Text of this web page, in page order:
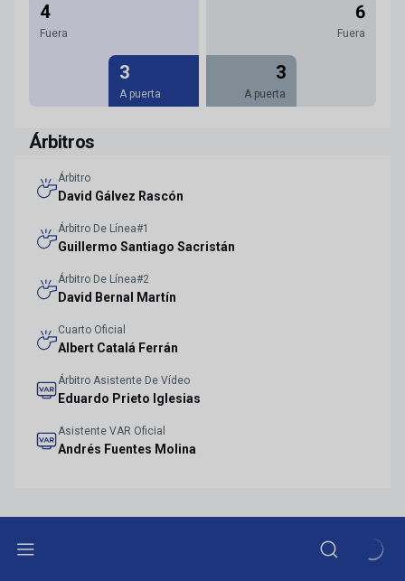
4
Fuera
3
A puerta
6
Fuera
3
A puerta
Árbitros
Árbitro
David Gálvez Rascón
Árbitro De Línea#1
Guillermo Santiago Sacristán
Árbitro De Línea#2
David Bernal Martín
Cuarto Oficial
Albert Catalá Ferrán
Árbitro Asistente De Vídeo
Eduardo Prieto Iglesias
Asistente VAR Oficial
Andrés Fuentes Molina